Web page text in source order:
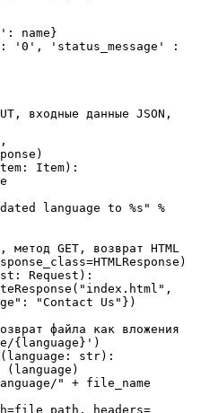
входные данные JSON,
Item):
GET, возврат HTML
Request):
"Contact Us"})
файла как вложения
{language}')
str):